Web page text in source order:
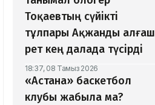
Тоқаевтың сүйікті
тұлпары Ақжанды алғаш
рет кең далада түсірді
18:37, 08 Тамыз 2026
«Астана» баскетбол
клубы жабыла ма?